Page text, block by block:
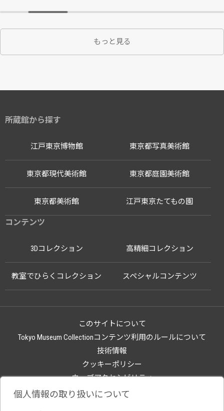
もっと見る
所蔵館から探す
江戸東京博物館
江戸東京たてもの園
東京都写真美術館
東京都現代美術館 東京都庭園美術館
東京都美術館
コンテンツ
3Dコレクション 高精細コレクション
教室でひらくコレクション スペシャルコンテンツ
このサイトについて
Tokyo Museum Collectionコンテンツ利用のルールについて
技術情報
クッキーポリシー
ウェブアクセシビリティ
関連サイト
個人情報の取り扱いについて